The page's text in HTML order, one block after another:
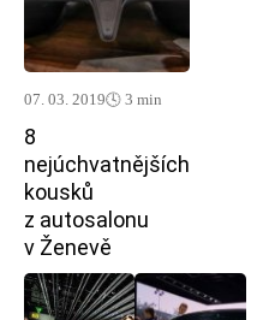
07. 03. 2019🕓 3 min
8
nejúchvatnějších
kousků
z autosalonu
v Ženevě